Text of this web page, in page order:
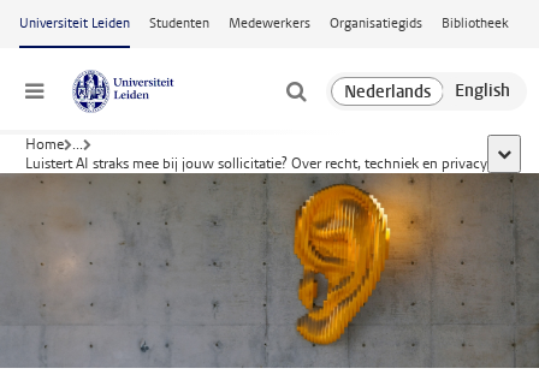
Ga naar hoofdinhoud
Universiteit Leiden Studenten Medewerkers Organisatiegids Bibliotheek
Menu
Home ...
Luistert AI straks mee bij jouw sollicitatie? Over recht, techniek en privacy toon